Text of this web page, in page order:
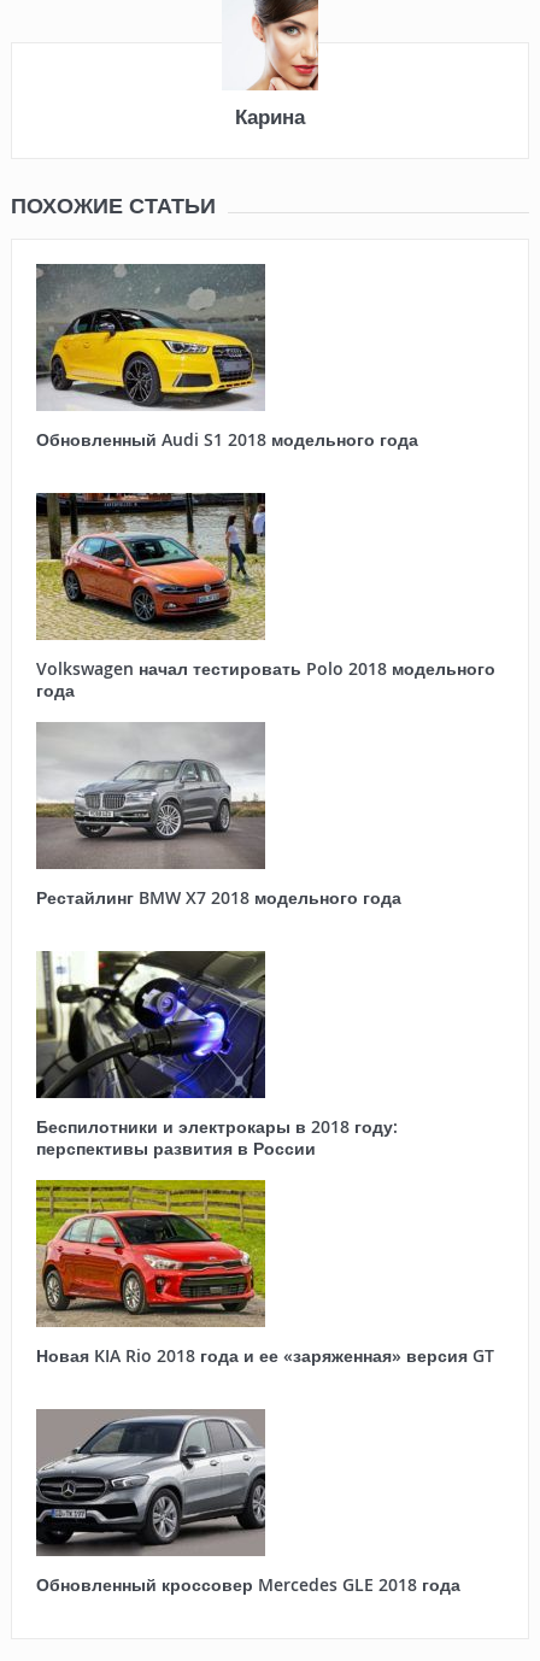
Карина
ПОХОЖИЕ СТАТЬИ
Обновленный Audi S1 2018 модельного года
Volkswagen начал тестировать Polo 2018 модельного
года
Рестайлинг BMW X7 2018 модельного года
Беспилотники и электрокары в 2018 году:
перспективы развития в России
Новая KIA Rio 2018 года и ее «заряженная» версия GT
Обновленный кроссовер Mercedes GLE 2018 года